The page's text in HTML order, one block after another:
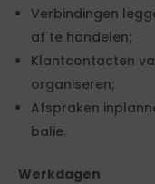
Verbindingen
af te handelen;
Klantcontacten
organiseren;
Afspraken
balie.
Werkdagen